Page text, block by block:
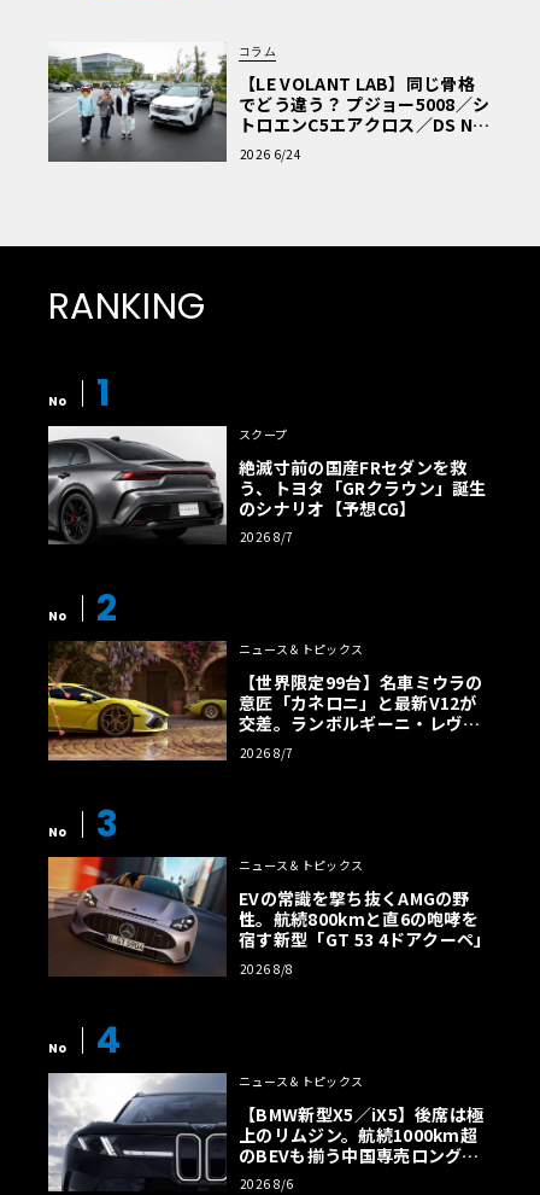
コラム
【LE VOLANT LAB】同じ骨格
でどう違う？ プジョー5008／シ
トロエンC5エアクロス／DS Nº4
読者一気乗りレポート
2026 6/24
RANKING
No 1
スクープ
絶滅寸前の国産FRセダンを救
う、トヨタ「GRクラウン」誕生
のシナリオ【予想CG】
2026 8/7
No 2
ニュース＆トピックス
【世界限定99台】名車ミウラの
意匠「カネロニ」と最新V12が
交差。ランボルギーニ・レヴエ
ルトに60周年記念車が登場
2026 8/7
No 3
ニュース＆トピックス
EVの常識を撃ち抜くAMGの野
性。航続800kmと直6の咆哮を
宿す新型「GT 53 4ドアクーペ」
2026 8/8
No 4
ニュース＆トピックス
【BMW新型X5／iX5】後席は極
上のリムジン。航続1000km超
のBEVも揃う中国専売ロング仕
様の全貌
2026 8/6